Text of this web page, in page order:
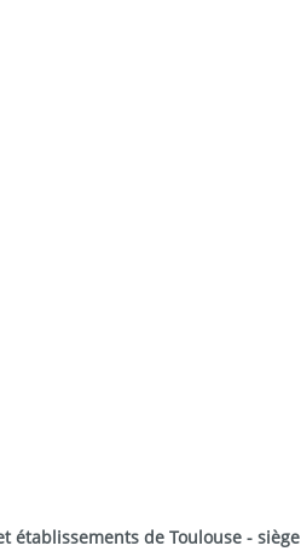
établissements de Toulouse - siège